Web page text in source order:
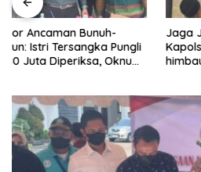
Jaga Jakarta On The Spot:
Kapolsek Bekasi Barat
himbau Warga Tolak Hoaks